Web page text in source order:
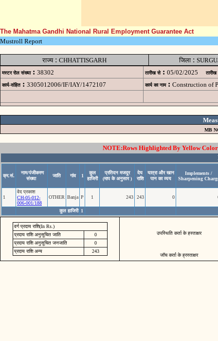
The Mahatma Gandhi National Rural Employment Guarantee Act
Mustroll Report
राज्य: CHHATTISGARH जिला :
मस्टर रोल संख्या : 38302 तारीख से : 05/02/2025 तारीख
कार्य-संहित : 3305012006/IF/IAY/1472107 कार्य का नाम : Construction of
MB
NOTE:Rows Highlighted By Yellow
क्र.सं.
नाम/पंजीकरण
संख्या
जाति गांव 1
कुल
हाजिरी
प्रतिदन मजदूर
(माप के अनुसार )
देय
राशि
यात्रा और खान
पान का व्यय
Implements /
Sharpening
1
वेद प्रकाश
CH-05-012-
006-001/188
OTHER Banja P 1 243 243 0
कुल हाजिरी 1
वर्ग प्रदाय राशि(In Rs.)
प्रदाय राशि अनुसूचित जाति
0
प्रदाय राशि अनुसूचित जनजाति
0
प्रदाय राशि अन्य
243
उपस्थिति कर्ता के हस्ताक्षर
जॉच कर्ता के ह्रस्ताक्षर